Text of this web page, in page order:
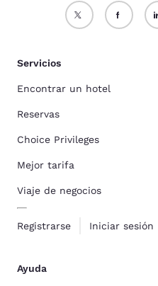
Servicios
Encontrar un hotel
Reservas
Choice Privileges
Mejor tarifa
Viaje de negocios
Registrarse Iniciar sesión
Ayuda